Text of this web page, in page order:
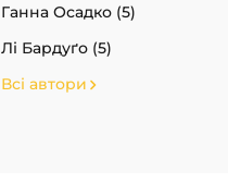
Ганна Осадко (5)
Лі Бардуґо (5)
Всі автори